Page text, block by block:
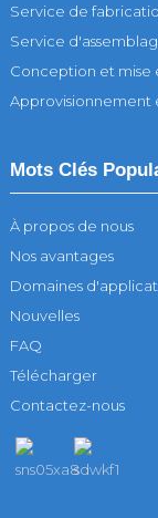
Service de
Service
Conception et mise
Approvisionnement
Mots Clés
À propos de nous
Nos avantages
Domaines
Nouvelles
FAQ
Télécharger
Contactez-nous